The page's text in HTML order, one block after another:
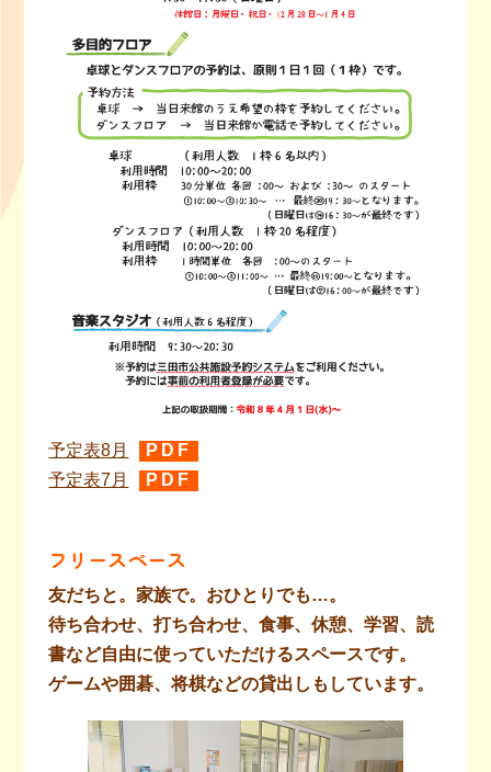
予定表8月
PDF
予定表7月
PDF
フリースペース
友だちと。家族で。おひとりでも…。
待ち合わせ、打ち合わせ、食事、休憩、学習、読
書など自由に使っていただけるスペースです。
ゲームや囲碁、将棋などの貸出しもしています。